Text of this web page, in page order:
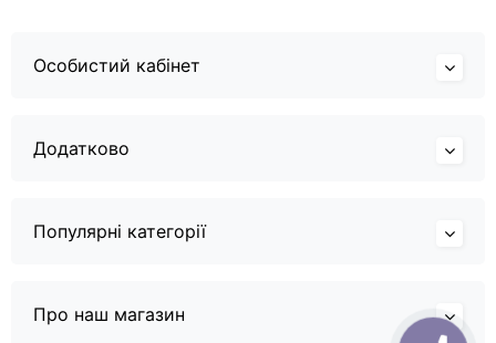
Особистий кабінет
Додатково
Популярні категорії
Про наш магазин